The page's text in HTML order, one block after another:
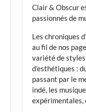
Clair & Obscur
passionnés de
Les chroniques
au fil de nos
variété de
d’esthétiques :
passant par le
indé, les
expérimentales,